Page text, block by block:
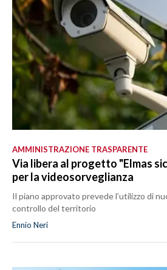
AMMINISTRAZIONE TRASPARENTE
Via libera al progetto "Elmas
per la videosorveglianza
Il piano approvato prevede l’utilizzo di
controllo del territorio
Ennio Neri